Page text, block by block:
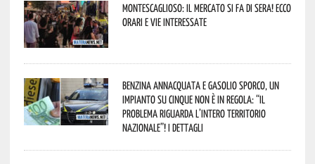
Montescaglioso: il mercato si fa di sera! Ecco
orari e vie interessate
Benzina annacquata e gasolio sporco, un
impianto su cinque non è in regola: “il
problema riguarda l’intero territorio
Nazionale”! I dettagli